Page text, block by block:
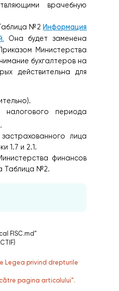
врачебную
№2 Информация
Она будет заменена
Министерства
бухгалтеров на
действительна для
периода
лица
1.7 и 2.1.
финансов
Таблица №2.
FISC.md"
Legea privind drepturile
către pagina articolului”.